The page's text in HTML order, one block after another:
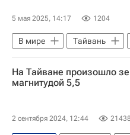
5 мая 2025, 14:17 1204
В мире Тайвань
На Тайване произошло
магнитудой 5,5
2 сентября 2024, 12:44 21438